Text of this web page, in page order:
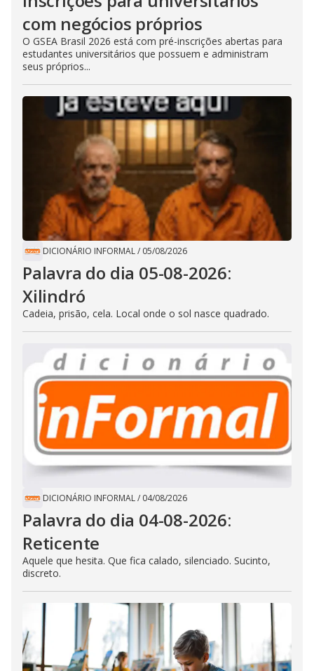
com negócios próprios
O GSEA Brasil 2026 está com pré-inscrições abertas para
estudantes universitários que possuem e administram
seus próprios...
DICIONÁRIO INFORMAL/ 05/08/2026
Palavra do dia 05-08-2026:
Xilindró
Cadeia, prisão, cela. Local onde o sol nasce quadrado.
DICIONÁRIO INFORMAL/ 04/08/2026
Palavra do dia 04-08-2026:
Reticente
Aquele que hesita. Que fica calado, silenciado. Sucinto,
discreto.